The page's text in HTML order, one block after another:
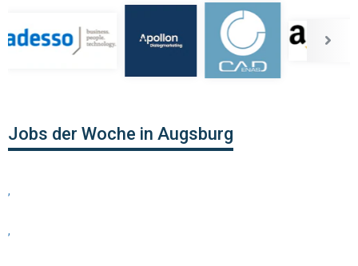
Jobs der Woche in Augsburg
,
,